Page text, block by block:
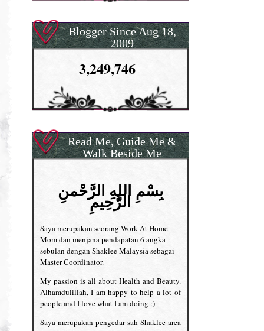
Blogger Since Aug 18,
2009
3,249,746
Read Me, Guide Me &
Walk Beside Me
بِسْمِ اللهِ الرَّحْمنِ
الرَّحِيمِ
Saya merupakan seorang Work At Home
Mom dan menjana pendapatan 6 angka
sebulan dengan Shaklee Malaysia sebagai
Master Coordinator.
My passion is all about Health and Beauty.
Alhamdulillah, I am happy to help a lot of
people and I love what I am doing :)
Saya merupakan pengedar sah Shaklee area